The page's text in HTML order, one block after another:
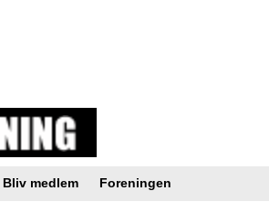
Bliv medlem Foreningen